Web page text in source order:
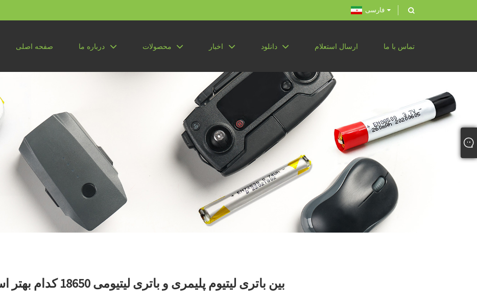
فارسی
صفحه اصلی درباره ما محصولات اخبار دانلود ارسال استعلام تماس با ما
بین باتری لیتیوم پلیمری و باتری لیتیومی 18650 کدام بهتر است